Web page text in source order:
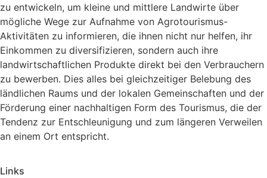
zu entwickeln, um kleine und mittlere Landwirte über
mögliche Wege zur Aufnahme von Agrotourismus-
Aktivitäten zu informieren, die ihnen nicht nur helfen, ihr
Einkommen zu diversifizieren, sondern auch ihre
landwirtschaftlichen Produkte direkt bei den Verbrauchern
zu bewerben. Dies alles bei gleichzeitiger Belebung des
ländlichen Raums und der lokalen Gemeinschaften und der
Förderung einer nachhaltigen Form des Tourismus, die der
Tendenz zur Entschleunigung und zum längeren Verweilen
an einem Ort entspricht.
Links